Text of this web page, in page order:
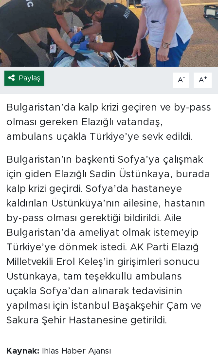
Paylaş A- A+
Bulgaristan’da kalp krizi geçiren ve by-pass
olması gereken Elazığlı vatandaş,
ambulans uçakla Türkiye’ye sevk edildi.
Bulgaristan’ın başkenti Sofya’ya çalışmak
için giden Elazığlı Sadin Üstünkaya, burada
kalp krizi geçirdi. Sofya’da hastaneye
kaldırılan Üstünküya’nın ailesine, hastanın
by-pass olması gerektiği bildirildi. Aile
Bulgaristan’da ameliyat olmak istemeyip
Türkiye’ye dönmek istedi. AK Parti Elazığ
Milletvekili Erol Keleş’in girişimleri sonucu
Üstünkaya, tam teşekküllü ambulans
uçakla Sofya’dan alınarak tedavisinin
yapılması için İstanbul Başakşehir Çam ve
Sakura Şehir Hastanesine getirildi.
Kaynak: İhlas Haber Ajansı
Eğitim
Ekonomi
Hava Durumu
Bingöl Kaza Haberleri